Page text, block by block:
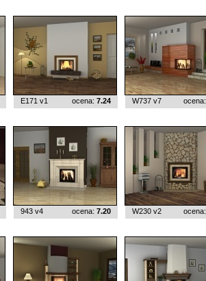
E171 v1 ocena: 7.24 W737 v7 ocena:
943 v4 ocena: 7.20 W230 v2 ocena: